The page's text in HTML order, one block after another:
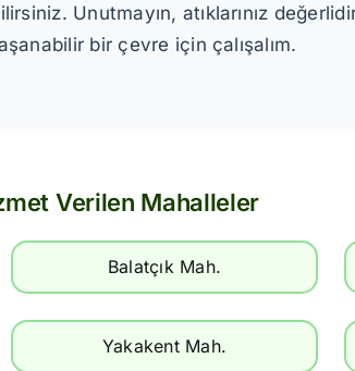
Unutmayın, atıklarınız
bir çevre için çalışalım.
Verilen Mahalleler
Balatçık Mah.
Yakakent Mah.